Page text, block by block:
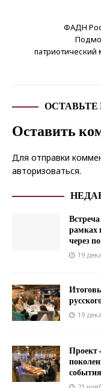
ФАДН
Оставить
Для отправки
авторизоваться.
рамках
через
19
19
Проект